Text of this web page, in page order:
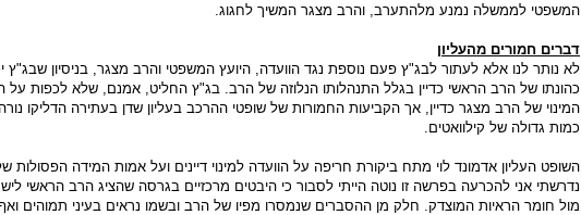
המשפטי לממשלה נמנע מלהתערב, והרב מצגר המשיך לחגוג.
דברים חמורים מהעליון
לא נותר לנו אלא לעתור לבג"ץ פעם נוספת נגד הוועדה, היועץ המשפטי והרב מצגר, בניסיון
כהונתו של הרב הראשי כדיין בגלל התנהלותו הנלוזה של הרב. בג"ץ החליט, אמנם, שלא לכפות על
המינוי של הרב מצגר כדיין, אך הקביעות החמורות של שופטי ההרכב בעליון שדן בעתירה הדליקו
כמות גדולה של קילוואטים.
השופט העליון אדמונד לוי מתח ביקורת חריפה על הוועדה למינוי דיינים ועל אמות המידה הפסולות
נדרשתי אני להכרעה בפרשה זו נוטה הייתי לסבור כי היבטים מרכזיים בגרסה שהציג הרב הראשי
מול חומר הראיות המוצדק. חלק מן ההסברים שנמסרו מפיו של הרב ובשמו נראים בעיני תמוהים